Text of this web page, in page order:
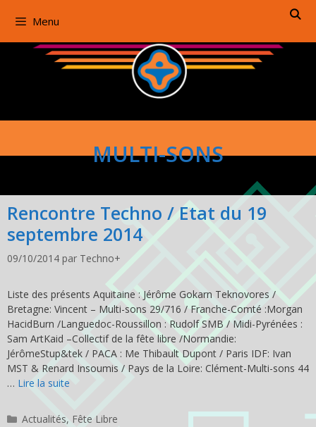
Menu
MULTI-SONS
Rencontre Techno / Etat du 19
septembre 2014
09/10/2014 par Techno+
Liste des présents Aquitaine : Jérôme Gokarn Teknovores /
Bretagne: Vincent – Multi-sons 29/716 / Franche-Comté :Morgan
HacidBurn /Languedoc-Roussillon : Rudolf SMB / Midi-Pyrénées :
Sam ArtKaid –Collectif de la fête libre /Normandie:
JérômeStup&tek / PACA : Me Thibault Dupont / Paris IDF: Ivan
MST & Renard Insoumis / Pays de la Loire: Clément-Multi-sons 44
… Lire la suite
Catégories
Actualités, Fête Libre